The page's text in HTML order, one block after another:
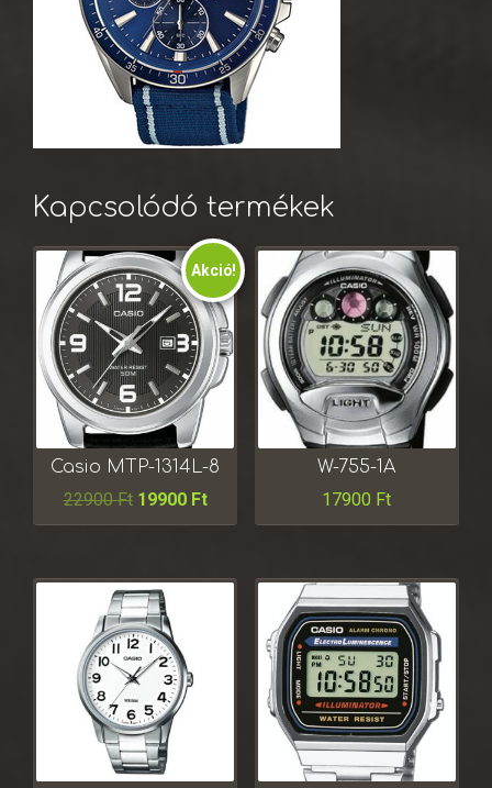
Kapcsolódó termékek
Akció!
Casio MTP-1314L-8
22900Ft 19900 Ft
W-755-1A
17900 Ft